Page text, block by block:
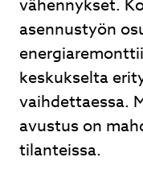
vähennykset.
asennustyön
keskukselta
vaihdettaessa.
avustus on
tilanteissa.